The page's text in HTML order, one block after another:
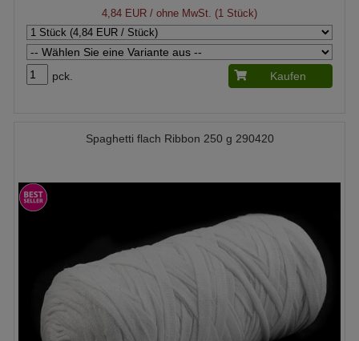
4,84 EUR / ohne MwSt. (1 Stück)
pck. Kaufen
Spaghetti flach Ribbon 250 g 290420